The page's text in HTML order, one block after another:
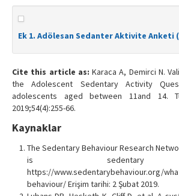
Ek 1. Adölesan Sedanter Aktivite Anketi
Cite this article as: Karaca A, Demirci N.
the Adolescent Sedentary Activity
adolescents aged between 11and 14.
2019;54(4):255-66.
Kaynaklar
The Sedentary Behaviour Research
is sedentary
https://www.sedentarybehaviour.org/
behaviour/ Erişim tarihi: 2 Şubat 2019.